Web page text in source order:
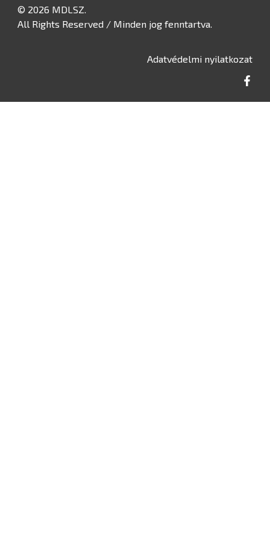
© 2026 MDLSZ.
All Rights Reserved / Minden jog fenntartva.
Adatvédelmi nyilatkozat